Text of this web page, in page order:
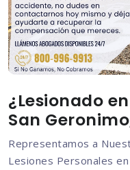
¿Lesionado
San
Representamos a
Lesiones Personales